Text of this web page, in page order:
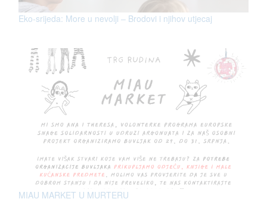
Eko-srijeda: More u nevolji – Brodovi i njihov utjecaj
MIAU MARKET U MURTERU